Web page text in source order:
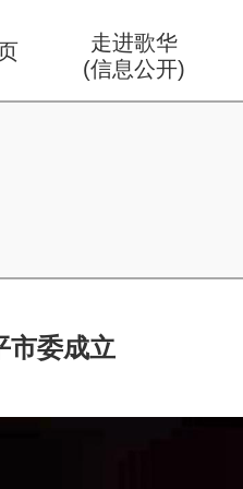
走进歌华
(信息公开)
市委成立